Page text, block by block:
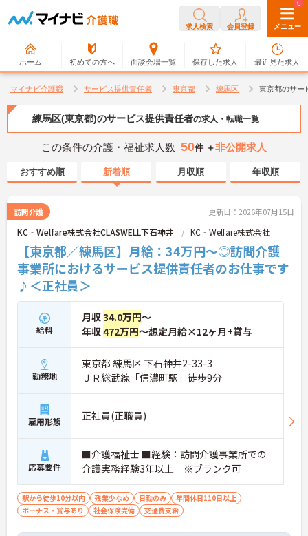
求人検索 会員登録 メニュー
ホーム 初めての方へ 面談会場一覧
0
保存した求人
0
最近見た求人
マイナビ介護職 サービス提供責任者 東京都 練馬区 東京都のサー
練馬区(東京都)のサービス提供責任者の求人・転職一覧
この条件の介護・福祉求人数 50件 ＋非公開求人
おすすめ順 新着順 月収順 年収順
訪問介護 更新日：2026年07月15日
KC‐Welfare株式会社CLASWELL下石神井 KC‐Welfare株式会社
【東京都／練馬区】月給：34万円～◎訪問介護
事業所におけるサービス提供責任者のお仕事です
♪＜正社員＞
給料
月収34.0万円～
年収472万円～想定月給×12ヶ月+賞与
勤務地
東京都 練馬区 下石神井2-33-3
ＪＲ総武線「信濃町駅」徒歩9分
雇用形態 正社員(正職員)
応募要件
■介護福祉士 ■経験：訪問介護事業所での
介護実務経験3年以上 ※ブランク可
駅から徒歩10分以内 残業少なめ 日勤のみ
年間休日110日以上
ボーナス・賞与あり
社会保険完備 交通費支給